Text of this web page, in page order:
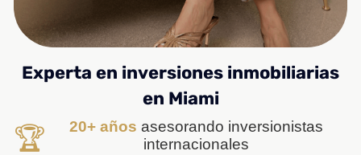
Experta en inversiones inmobiliarias
en Miami
🏆 20+ años asesorando inversionistas
internacionales